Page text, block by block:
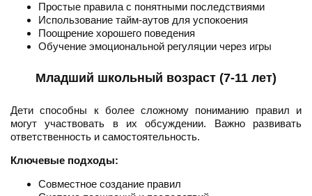
Простые правила с понятными последствиями
Использование тайм-аутов для успокоения
Поощрение хорошего поведения
Обучение эмоциональной регуляции через игры
Младший школьный возраст (7-11 лет)
Дети способны к более сложному пониманию правил и
могут участвовать в их обсуждении. Важно развивать
ответственность и самостоятельность.
Ключевые подходы:
Совместное создание правил